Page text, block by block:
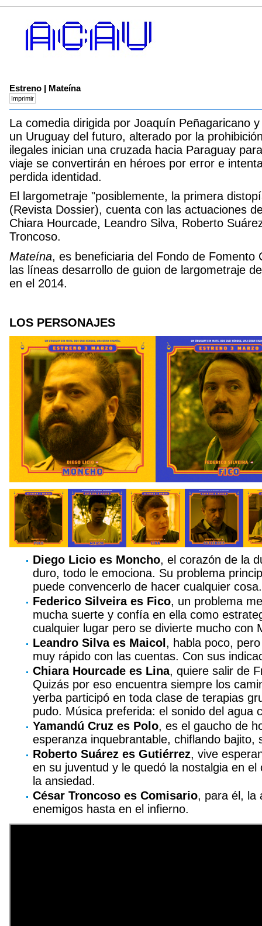
Estreno | Mateína
La comedia dirigida por Joaquín Peñagaricano
un Uruguay del futuro, alterado por la
ilegales inician una cruzada hacia Paraguay
viaje se convertirán en héroes por error e
perdida identidad.
El largometraje "posiblemente, la primera
(Revista Dossier), cuenta con las actuaciones
Chiara Hourcade, Leandro Silva, Roberto
Troncoso.
Mateína, es beneficiaria del Fondo de Fomento
las líneas desarrollo de guion de largometraje
en el 2014.
LOS PERSONAJES
Diego Licio es Moncho, el corazón de la
duro, todo le emociona. Su problema
puede convencerlo de hacer cualquier cosa.
Federico Silveira es Fico, un problema
mucha suerte y confía en ella como
cualquier lugar pero se divierte mucho con
Leandro Silva es Maicol , habla poco,
muy rápido con las cuentas. Con sus
Chiara Hourcade es Lina, quiere salir de
Quizás por eso encuentra siempre los
yerba participó en toda clase de terapias
pudo. Música preferida: el sonido del agua
Yamandú Cruz es Polo, es el gaucho de
esperanza inquebrantable, chiflando bajito,
Roberto Suárez es Gutiérrez, vive
en su juventud y le quedó la nostalgia en
la ansiedad.
César Troncoso es Comisario, para él, la
enemigos hasta en el infierno.